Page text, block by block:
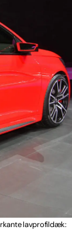
lavprofildæk: